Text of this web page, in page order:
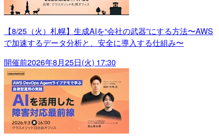
【8/25（火）札幌】生成AIを“会社の武器”にする方法〜AWS
で加速するデータ分析と、安全に導入する仕組み〜
開催前2026年8月25日(火) 17:30